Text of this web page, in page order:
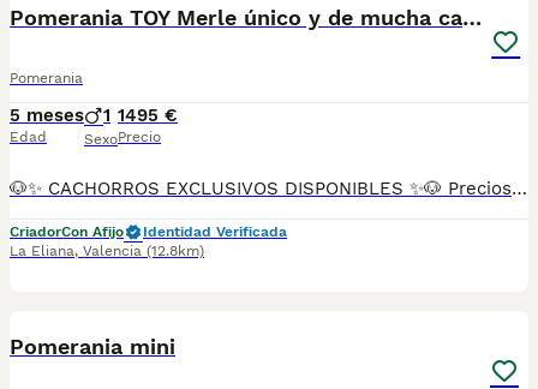
Pomerania TOY Merle único y de mucha calidad
Pomerania
5 meses
Edad
1
Sexo
1495 €
Precio
🐶✨ CACHORROS EXCLUSIVOS DISPONIBLES ✨🐶 Preciosos cachorros criados en ambiente familiar, rodeados de amor y cuidados desde el primer día ❤️ Totalmente socializados, cariñosos y acostumbrados al contacto con personas. 📦 Se entregan con todas las garantías: ✔️ Cartilla sanitaria ✔️ Vacunación al día 💉 ✔️ Desparasitación completa ✅ ✔️ Garantía vírica 😷 ✔️ Garantía congénita 👌 ✔️ Contrato de entrega ✍️ 📸 Síguenos en Instagram: @fincapaunais para ver fotos y vídeos reales ⚠️ Disponibilidad limitada ⚠️ Se reservan rápido. 📲 Contacto directo por WhatsApp: 671 454 202 Solo personas responsables
CriadorCon Afijo
Identidad Verificada
La Eliana, Valencia (12.8km)
Pomerania mini